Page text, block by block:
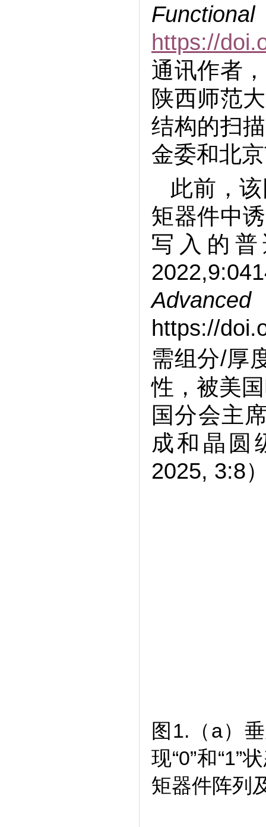
Functional
https://
通讯作者
陕西师范
结构的扫
金委和北
此前，
矩器件中
写入的
https://
需组分/厚
性，被美
国分会主
成和晶圆
2025, 3:8
图 1. （ a）
现“0”和“1”
矩器件阵列